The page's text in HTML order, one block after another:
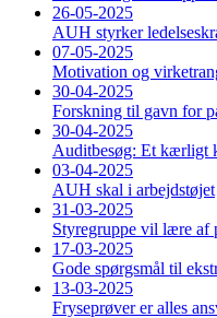
26-05-2025
AUH styrker
07-05-2025
Motivation og
30-04-2025
Forskning til gavn for
30-04-2025
Auditbesøg: Et kærligt
03-04-2025
AUH skal i arbejdstøjet
31-03-2025
Styregruppe vil lære af
17-03-2025
Gode spørgsmål til
13-03-2025
Fryseprøver er alles